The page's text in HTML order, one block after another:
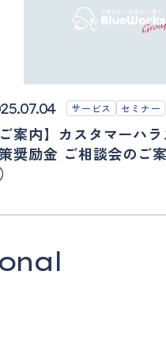
サービス セミナー
案内】カスタマーハ
奨励金 ご相談会のご